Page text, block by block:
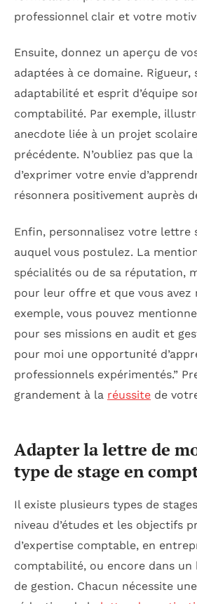
professionnel clair et votre
Ensuite, donnez un aperçu de
adaptées à ce domaine. Rigueur,
adaptabilité et esprit d’équipe
comptabilité. Par exemple,
anecdote liée à un projet
précédente. N’oubliez pas que
d’exprimer votre envie
résonnera positivement auprès
Enfin, personnalisez votre lettre
auquel vous postulez. La
spécialités ou de sa réputation,
pour leur offre et que vous avez
exemple, vous pouvez
pour ses missions en audit et
pour moi une opportunité
professionnels expérimentés.”
grandement à la réussite de
Adapter la lettre de
type de stage en
Il existe plusieurs types de
niveau d’études et les objectifs
d’expertise comptable, en
comptabilité, ou encore dans
de gestion. Chacun nécessite